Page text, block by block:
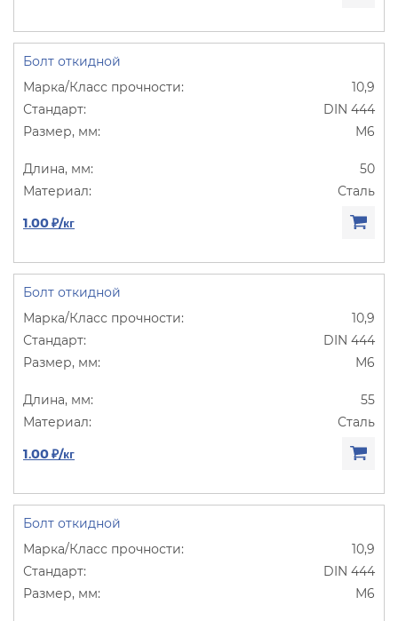
Болт откидной
10,9
DIN 444
М6
50
Сталь
1.00 ₽/кг
Болт откидной
10,9
DIN 444
М6
55
Сталь
1.00 ₽/кг
Болт откидной
10,9
DIN 444
М6